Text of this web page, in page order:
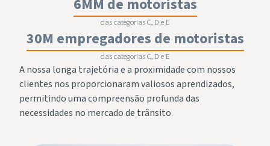
6MM de motoristas
das categorias C, D e E
30M empregadores de motoristas
das categorias C, D e E
A nossa longa trajetória e a proximidade com nossos
clientes nos proporcionaram valiosos aprendizados,
permitindo uma compreensão profunda das
necessidades no mercado de trânsito.